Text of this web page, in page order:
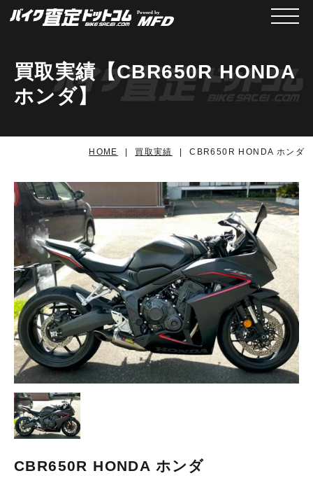
メニ
買取実績【CBR650R HONDA
ホンダ】
HOME 買取実績 CBR650R HONDA ホンダ
CBR650R HONDA ホンダ